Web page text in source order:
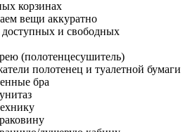
корзинах
вещи аккуратно
и свободных
(полотенцесушитель)
полотенец и туалетной бумаги
бра